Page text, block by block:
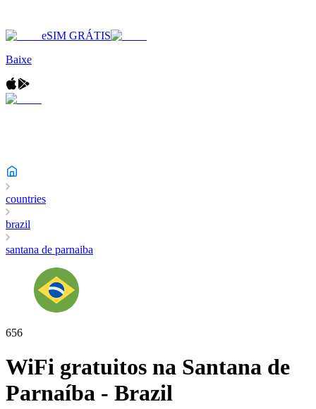
eSIM GRÁTIS
Baixe
countries
brazil
santana de parnaiba
656
WiFi gratuitos na Santana de
Parnaíba - Brazil